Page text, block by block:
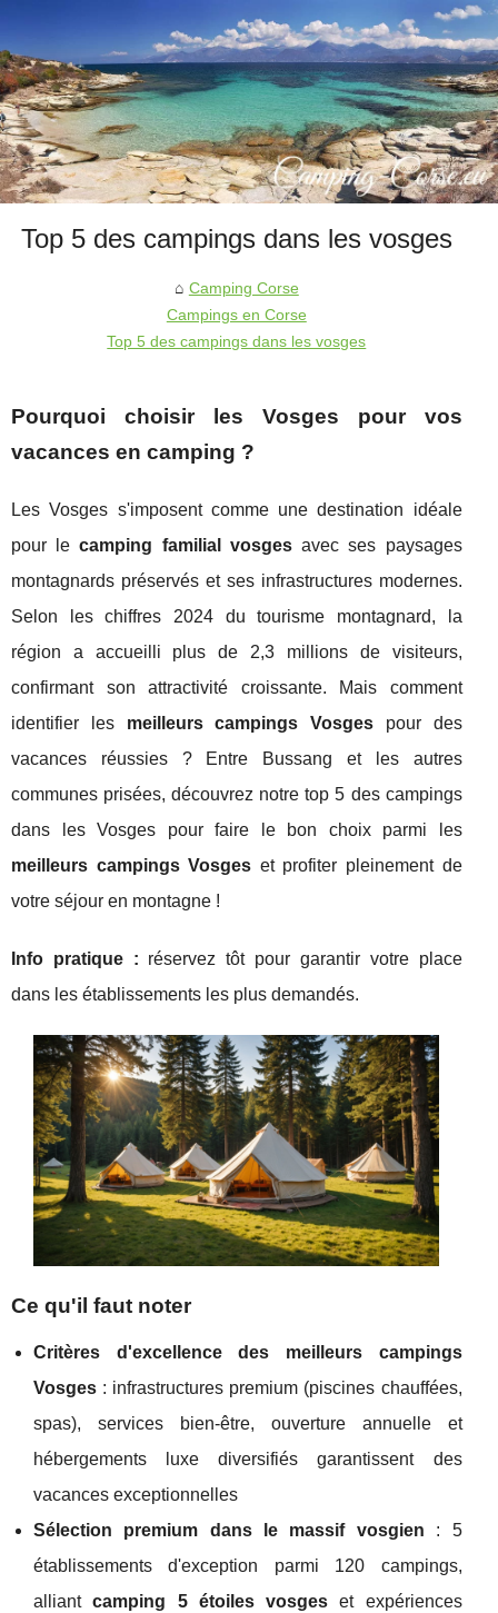
Top 5 des campings dans les vosges
Camping Corse
Campings en Corse
Top 5 des campings dans les vosges
Pourquoi choisir les Vosges pour vos
vacances en camping ?
Les Vosges s'imposent comme une destination idéale
pour lecamping familial vosgesavec ses paysages
montagnards préservés et ses infrastructures modernes.
Selon les chiffres 2024 du tourisme montagnard, la
région a accueilli plus de 2,3 millions de visiteurs,
confirmant son attractivité croissante. Mais comment
identifier les meilleurs campings Vosges pour des
vacances réussies ? Entre Bussang et les autres
communes prisées, découvrez notre top 5 des campings
dans les Vosges pour faire le bon choix parmi les
meilleurs campings Vosges et profiter pleinement de
votre séjour en montagne !
Info pratique : réservez tôt pour garantir votre place
dans les établissements les plus demandés.
Ce qu'il faut noter
Critères d'excellence des meilleurs campings
Vosges : infrastructures premium (piscines chauffées,
spas), services bien-être, ouverture annuelle et
hébergements luxe diversifiés garantissent des
vacances exceptionnelles
Sélection premium dans le massif vosgien : 5
établissements d'exception parmi 120 campings,
alliantcamping 5 étoiles vosges et expériences